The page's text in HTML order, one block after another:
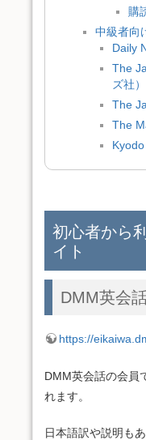
購
中級者向
Daily
The
ズ社）
The
The
初心者から
イト
DMM英会
https://
DMM英会話の会員
れます。
日本語訳や説明も